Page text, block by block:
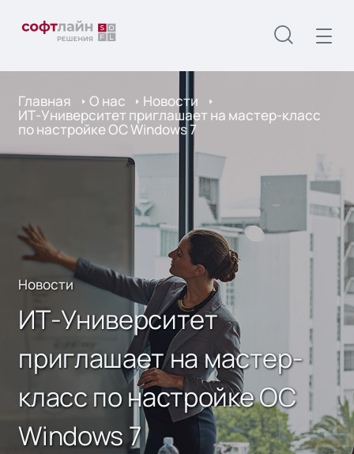
Главная О нас Новости
ИТ-Университет приглашает на мастер-класс
по настройке ОС Windows 7
Новости
ИТ-Университет
приглашает на мастер-
класс по настройке ОС
Windows 7